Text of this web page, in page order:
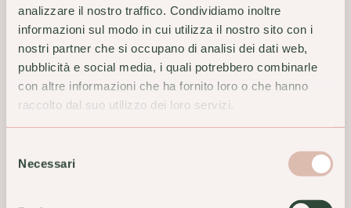
analizzare il nostro traffico. Condividiamo inoltre
informazioni sul modo in cui utilizza il nostro sito con i
nostri partner che si occupano di analisi dei dati web,
pubblicità e social media, i quali potrebbero combinarle
con altre informazioni che ha fornito loro o che hanno
raccolto dal suo utilizzo dei loro servizi.
delNecessari
Alga Klamath Bio Santiveri -
Compresse
Alga Klamath Oti Polvere 60